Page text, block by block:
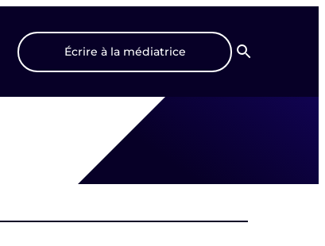
Écrire à la médiatrice
Recherche